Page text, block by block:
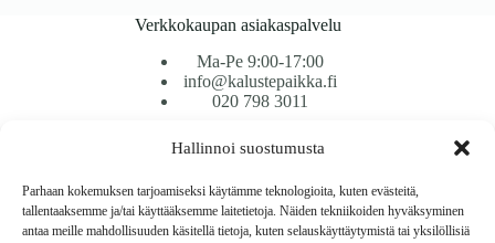
Hallinnoi suostumusta
Parhaan kokemuksen tarjoamiseksi käytämme teknologioita, kuten evästeitä,
tallentaaksemme ja/tai käyttääksemme laitetietoja. Näiden tekniikoiden hyväksyminen
antaa meille mahdollisuuden käsitellä tietoja, kuten selauskäyttäytymistä tai yksilöllisiä
Verkkokaupan asiakaspalvelu
Ma-Pe 9:00-17:00
info@kalustepaikka.fi
020 798 3011
Tavarantoimitus / Maksutavat
Toimitustavat
Maksutavat
Vaihto ja palautus